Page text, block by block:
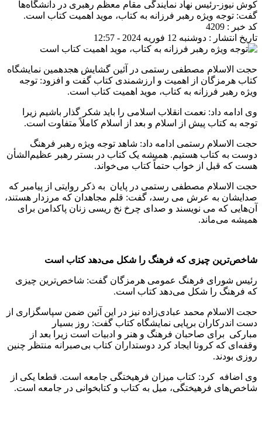
کوش نیوز-رئیس نهاد نمایندگی مقام معظم رهبری در دانشگاه‌ها
گفت: توجه ویژه رهبر فرزانه به کتاب، موید اهمیت کتاب است.
کد خبر : 4209
تاریخ انتشار : دوشنبه 12 فوریه 2024 - 12:57
حجت الاسلام مصطفی رستمی در آئین گشایش هجدهمین نمایشگاه
کتاب هرمزگان از اهمیت و ارزشمندی کتاب گفت و افزود: توجه
ویژه رهبر فرزانه به کتاب، موید اهمیت کتاب است.
وی ادامه داد: نعمت انقلاب اسلامی را باید شکر گذار باشیم زیرا
توجه به کتاب پیش از اسلام و بعد از اسلام کاملاً متفاوت است.
حجت الاسلام رستمی ادامه داد: شاهد توجه ویژه رهبر فرهنگ
دوست به کتاب هستیم. همیشه یک کتاب در بستر رهبر عظیم‌الشأن
هست که قبل از خواب حتماً کتاب می‌خواند.
حجت الاسلام مصطفی رستمی در پایان به ذکر روایتی از پیامبر که
صدایشان به عرش می رسد، گفت: قلم مجاهدان که مرزدار هستند،
آن‌هایی که می نویسند و صدای چرخ نخ ریسی زنان پاکدامن برای
همیشه می‌ماند.
شاخص‌ترین چیزی که فرهنگ را شکل می‌دهد کتاب است
رئیس شورای فرهنگ عمومی هرمزگان گفت: شاخص‌ترین چیزی
که فرهنگ را شکل می‌دهد کتاب است.
حجت الاسلام محمد عبادی‌زاده نیز در این آئین ضمن سپاسگزاری از
دست اندرکاران برپایی نمایشگاه کتاب گفت: روز بسیار
مبارکی برای صاحبان فرهنگ و هنر و ادبیات است زیرا بعد از
وقفه‌ای که کرونا ایجاد کرد دوستداران کتاب بی‌صبرانه منتظر چنین
روزی بودند.
وی اضافه کرد: کتاب میزان فرهیختگی جامعه است. قطعا یکی از
شاخص‌های فرهیختگی، میل به کتاب و کتابخوانی در جامعه است.